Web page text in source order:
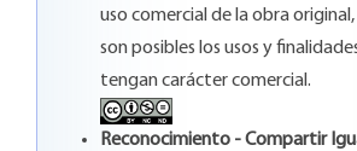
uso comercial de la obra original,
son posibles los usos y
tengan carácter comercial.
Reconocimiento - Compartir